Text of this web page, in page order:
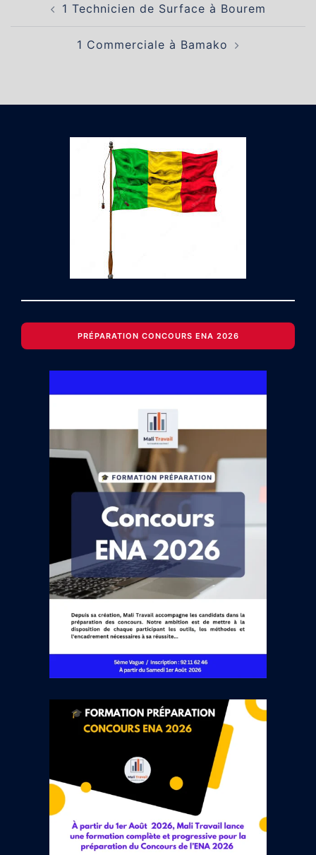
d’article 1 Technicien de Surface à Bourem
1 Commerciale à Bamako
PRÉPARATION CONCOURS ENA 2026